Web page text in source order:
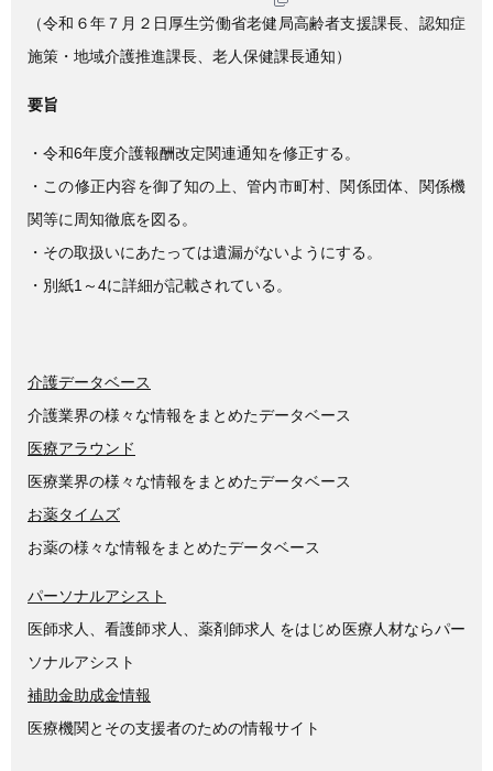
（令和６年７月２日厚生労働省老健局高齢者支援課長、認知症
施策・地域介護推進課長、老人保健課長通知）
要旨
・令和6年度介護報酬改定関連通知を修正する。
・この修正内容を御了知の上、管内市町村、関係団体、関係機
関等に周知徹底を図る。
・その取扱いにあたっては遺漏がないようにする。
・別紙1～4に詳細が記載されている。
介護データベース
介護業界の様々な情報をまとめたデータベース
医療アラウンド
医療業界の様々な情報をまとめたデータベース
お薬タイムズ
お薬の様々な情報をまとめたデータベース
パーソナルアシスト
医師求人、看護師求人、薬剤師求人 をはじめ医療人材ならパー
ソナルアシスト
補助金助成金情報
医療機関とその支援者のための情報サイト